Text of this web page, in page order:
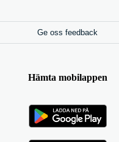
Ge oss feedback
Hämta mobilappen